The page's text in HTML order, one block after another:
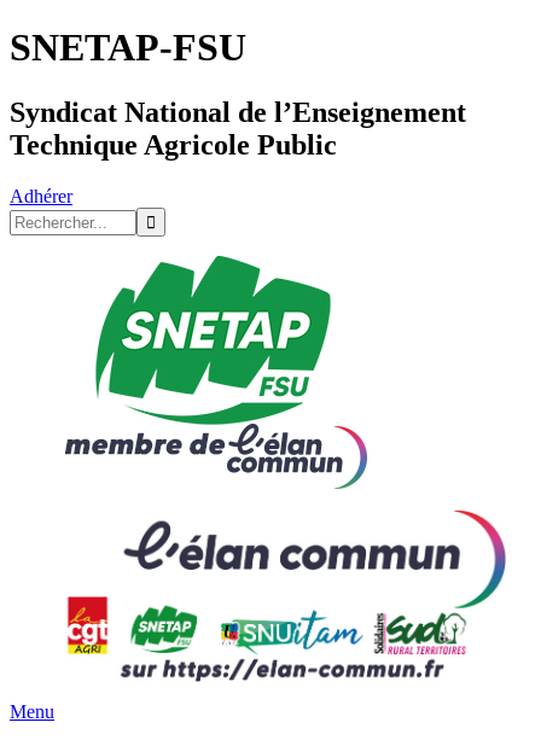
SNETAP-FSU
Syndicat National de l’Enseignement
Technique Agricole Public
Adhérer
Menu